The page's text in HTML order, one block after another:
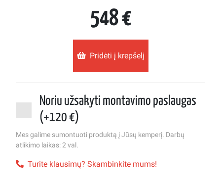
548 €
Pridėti į krepšelį
Noriu užsakyti montavimo paslaugas
(+120 €)
Mes galime sumontuoti produktą į Jūsų kemperį. Darbų
atlikimo laikas: 2 val.
Turite klausimų? Skambinkite mums!